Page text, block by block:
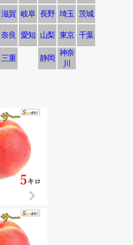
滋賀 岐阜 長野 埼玉 茨城
奈良 愛知 山梨 東京 千葉
三重 静岡
神奈
川